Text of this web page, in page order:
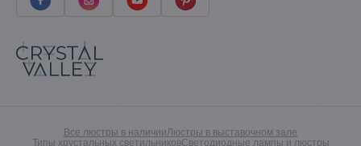
Все люстры в наличииЛюстры в выставочном зале
Типы хрустальных светильниковСветодиодные лампы и люстры